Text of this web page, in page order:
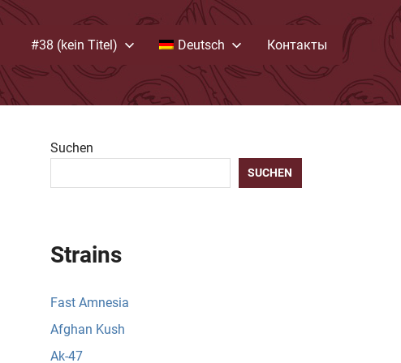
#38 (kein Titel) Deutsch Контакты
Suchen
SUCHEN
Strains
Fast Amnesia
Afghan Kush
Ak-47